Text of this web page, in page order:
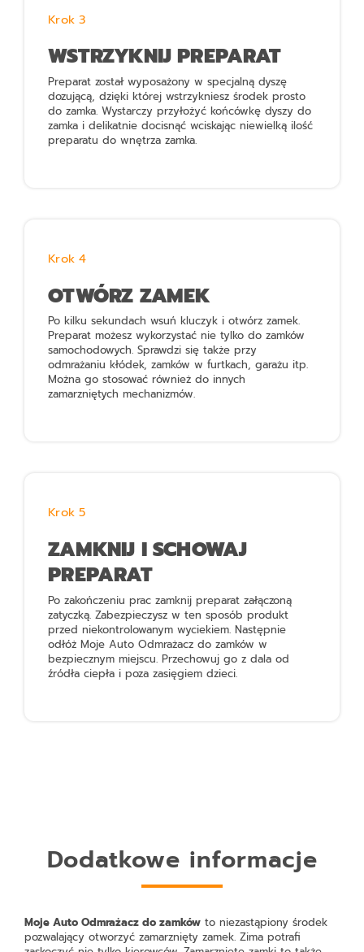
Krok 3
WSTRZYKNIJ PREPARAT
Preparat został wyposażony w specjalną dyszę
dozującą, dzięki której wstrzykniesz środek prosto
do zamka. Wystarczy przyłożyć końcówkę dyszy do
zamka i delikatnie docisnąć wciskając niewielką ilość
preparatu do wnętrza zamka.
Krok 4
OTWÓRZ ZAMEK
Po kilku sekundach wsuń kluczyk i otwórz zamek.
Preparat możesz wykorzystać nie tylko do zamków
samochodowych. Sprawdzi się także przy
odmrażaniu kłódek, zamków w furtkach, garażu itp.
Można go stosować również do innych
zamarzniętych mechanizmów.
Krok 5
ZAMKNIJ I SCHOWAJ
PREPARAT
Po zakończeniu prac zamknij preparat załączoną
zatyczką. Zabezpieczysz w ten sposób produkt
przed niekontrolowanym wyciekiem. Następnie
odłóżMoje Auto Odmrażacz do zamków w
bezpiecznym miejscu. Przechowuj go z dala od
źródła ciepła i poza zasięgiem dzieci.
Dodatkowe informacje
Moje Auto Odmrażacz do zamków to niezastąpiony środek
pozwalający otworzyć zamarznięty zamek. Zima potrafi